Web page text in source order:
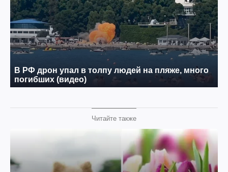
Читайте также